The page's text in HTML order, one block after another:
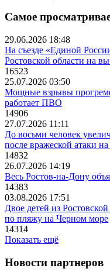
Самое
29.06.2026 18:48
На съезде «Единой
Ростовской области на
16523
25.07.2026 03:50
Мощные взрывы
работает ПВО
14906
27.07.2026 11:11
До восьми человек
после вражеской атаки
14832
26.07.2026 14:19
Весь Ростов-на-Дону
14383
03.08.2026 17:51
Двое детей из
по пляжу на Черном море
14314
Показать ещё
Новости партнеров